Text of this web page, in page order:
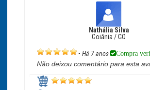
Nathália Silva
Goiânia / GO
• Há 7 anos Compra
Não deixou comentário para esta